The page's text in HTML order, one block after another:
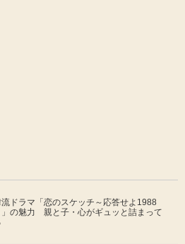
流ドラマ「恋のスケッチ～応答せよ1988
」の魅力 親と子・心がギュッと詰まって